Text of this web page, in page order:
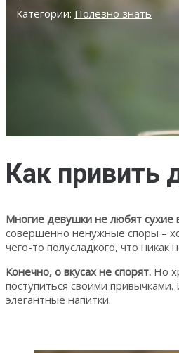
Категории: Полезно знать
Как привить
Многие девушки не любят сухие
совершенно ненужные споры –
чего-то полусладкого, что
Конечно, о вкусах не спорят. Но
поступиться своими
элегантные напитки.